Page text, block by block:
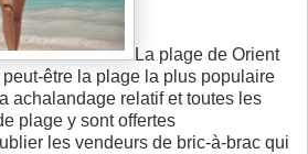
La plage de Orient
être la plage la plus populaire
achalandage relatif et toutes les
plage y sont offertes
les vendeurs de bric-à-brac qui